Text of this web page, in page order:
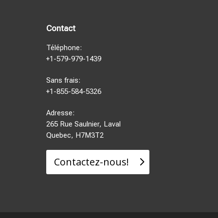
Contact
Téléphone:
+1-579-979-1439
Sans frais:
+1-855-584-5326
Adresse:
265 Rue Saulnier, Laval
Quebec, H7M3T2
Contactez-nous!